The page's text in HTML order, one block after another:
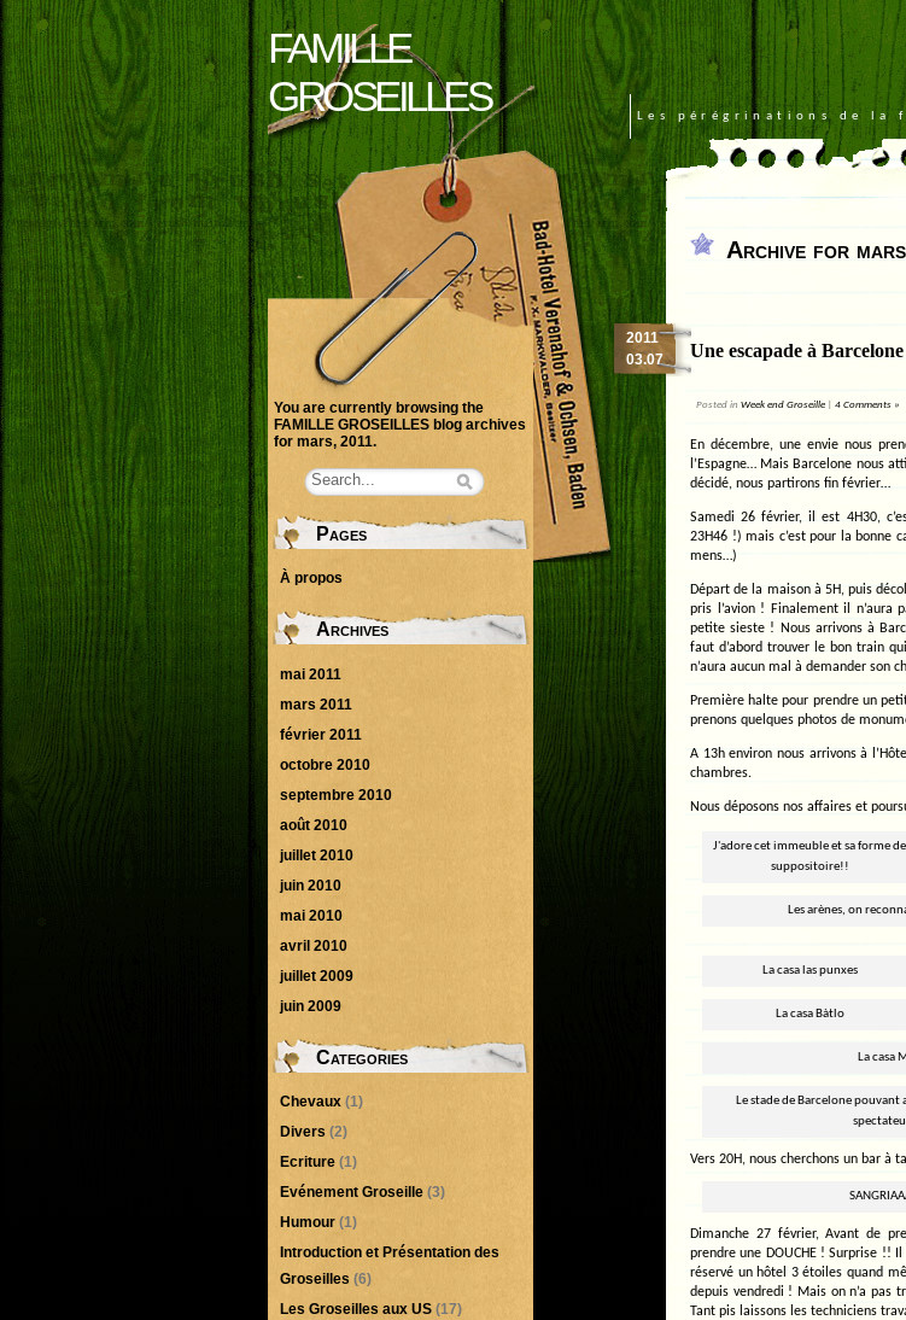
FAMILLE
GROSEILLES
Les pérégrinations de la
Archive for
Une escapade à Barcelone
2011
03.07
Posted in Week end Groseille | 4 Comments »
En décembre, une envie nous
l’Espagne… Mais Barcelone nous
décidé, nous partirons fin février…
Samedi 26 février, il est 4H30,
23H46 !) mais c’est pour la bonne
mens…)
Départ de la maison à 5H, puis
pris l’avion ! Finalement il n’aura
petite sieste ! Nous arrivons à
faut d’abord trouver le bon train
n’aura aucun mal à demander son
Première halte pour prendre un
prenons quelques photos de
A 13h environ nous arrivons à
chambres.
Nous déposons nos affaires et
J'adore cet immeuble et sa forme de
suppositoire!!
Les arènes, on
La casa las punxes
La casa Bàtlo
La casa
Le stade de Barcelone
Vers 20H, nous cherchons un bar à
Dimanche 27 février, Avant de
prendre une DOUCHE ! Surprise !!
réservé un hôtel 3 étoiles quand
depuis vendredi ! Mais on n’a pas
Tant pis laissons les techniciens
You are currently browsing the
FAMILLE GROSEILLES blog archives
for mars, 2011.
Pages
À propos
Archives
mai 2011
mars 2011
février 2011
octobre 2010
septembre 2010
août 2010
juillet 2010
juin 2010
mai 2010
avril 2010
juillet 2009
juin 2009
Categories
Chevaux (1)
Divers (2)
Ecriture (1)
Evénement Groseille (3)
Humour (1)
Introduction et Présentation des
Groseilles (6)
Les Groseilles aux US (17)